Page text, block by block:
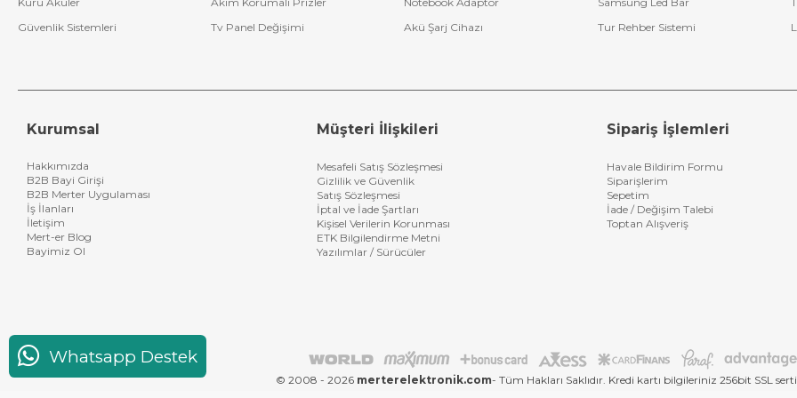
Güvenlik Sistemleri
Tv Panel Değişimi Akü Şarj Cihazı Tur Rehber Sistemi
Kurumsal
Hakkımızda
B2B Bayi Girişi
B2B Merter Uygulaması
İş İlanları
İletişim
Mert-er Blog
Bayimiz Ol
Müşteri İlişkileri
Mesafeli Satış Sözleşmesi
Gizlilik ve Güvenlik
Satış Sözleşmesi
İptal ve İade Şartları
Kişisel Verilerin Korunması
ETK Bilgilendirme Metni
Yazılımlar / Sürücüler
Sipariş İşlemleri
Havale Bildirim Formu
Siparişlerim
Sepetim
İade / Değişim Talebi
Toptan Alışveriş
© 2008 - 2026merterelektronik.com- Tüm Hakları Saklıdır. Kredi kartı bilgileriniz 256bit SSL
Whatsapp Destek